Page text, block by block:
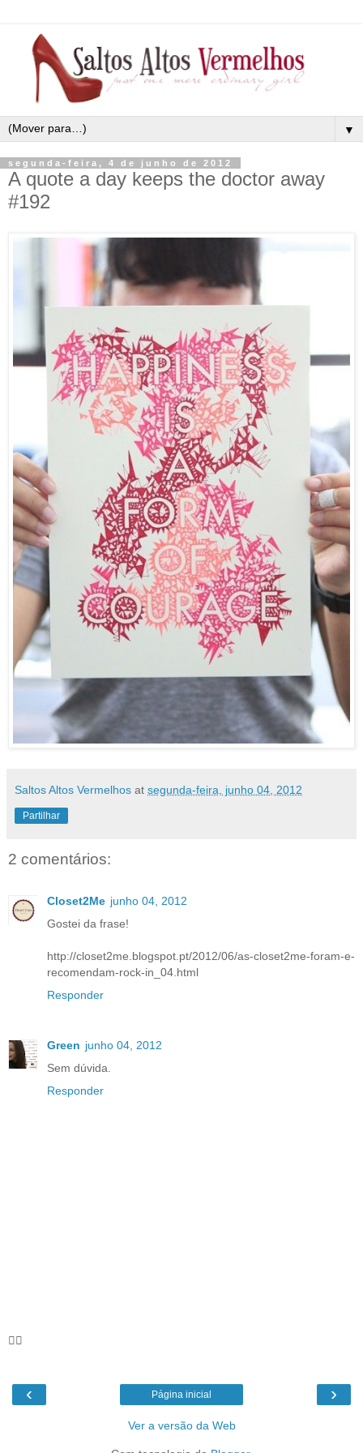
▼
segunda-feira, 4 de junho de 2012
A quote a day keeps the doctor away
#192
Saltos Altos Vermelhos at segunda-feira, junho 04, 2012
Partilhar
2 comentários:
Closet2Me junho 04, 2012
Gostei da frase!
http://closet2me.blogspot.pt/2012/06/as-closet2me-foram-e-
recomendam-rock-in_04.html
Responder
Green junho 04, 2012
Sem dúvida.
Responder
🦸‍♀️
‹ ›
Página inicial
Ver a versão da Web